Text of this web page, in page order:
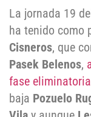
La jornada 19
ha tenido como
Cisneros, que
Pasek Belenos,
fase
baja Pozuelo